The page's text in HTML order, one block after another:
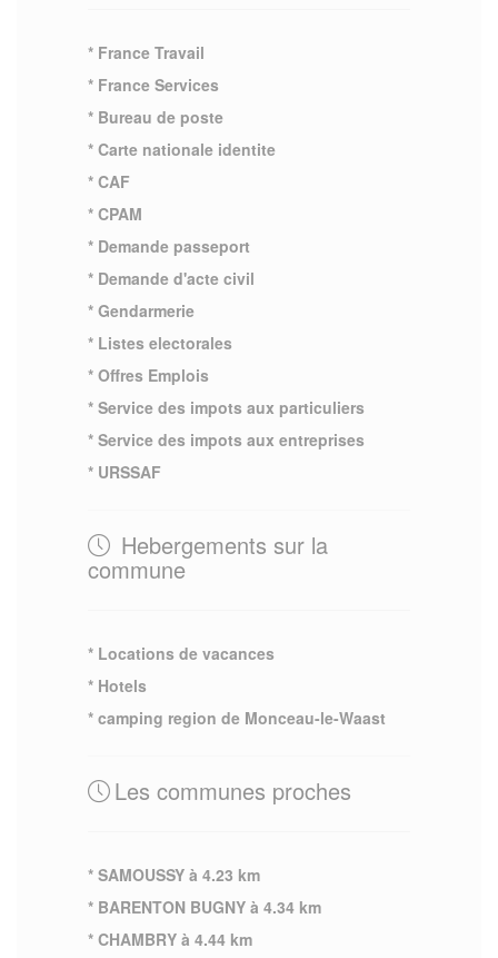
* France Travail
* France Services
* Bureau de poste
* Carte nationale identite
* CAF
* CPAM
* Demande passeport
* Demande d'acte civil
* Gendarmerie
* Listes electorales
* Offres Emplois
* Service des impots aux particuliers
* Service des impots aux entreprises
* URSSAF
Hebergements sur la
commune
* Locations de vacances
* Hotels
* camping region de Monceau-le-Waast
Les communes proches
* SAMOUSSY à 4.23 km
* BARENTON BUGNY à 4.34 km
* CHAMBRY à 4.44 km